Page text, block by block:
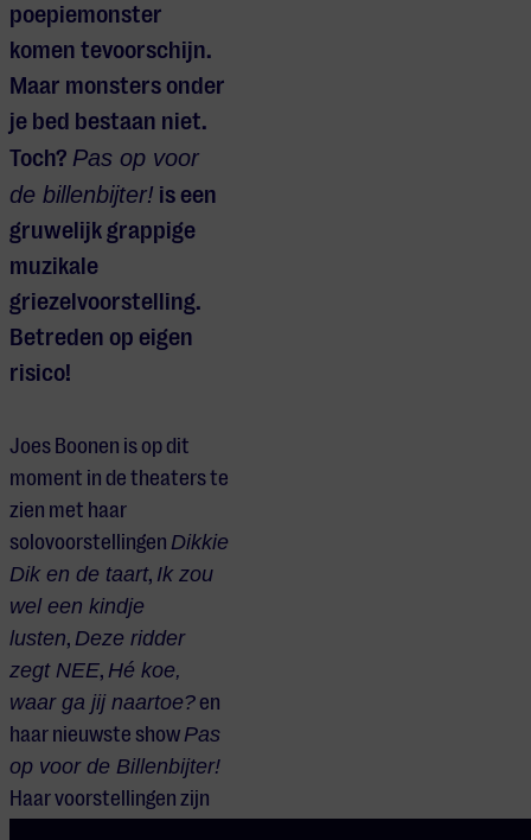
poepiemonster
komen tevoorschijn.
Maar monsters onder
je bed bestaan niet.
Toch? Pas op voor
de billenbijter! is een
gruwelijk grappige
muzikale
griezelvoorstelling.
Betreden op eigen
risico!
Joes Boonen is op dit
moment in de theaters te
zien met haar
solovoorstellingen Dikkie
Dik en de taart, Ik zou
wel een kindje
lusten, Deze ridder
zegt NEE, Hé koe,
waar ga jij naartoe? en
haar nieuwste show Pas
op voor de Billenbijter!
Haar voorstellingen zijn